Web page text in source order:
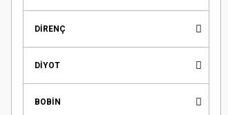
DİRENÇ
DİYOT
BOBİN